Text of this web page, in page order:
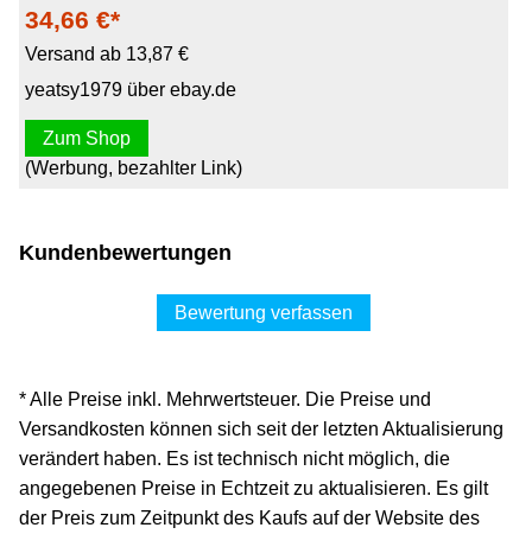
34,66 €*
Versand ab 13,87 €
yeatsy1979 über ebay.de
Zum Shop
(Werbung, bezahlter Link)
Kundenbewertungen
Bewertung verfassen
* Alle Preise inkl. Mehrwertsteuer. Die Preise und
Versandkosten können sich seit der letzten Aktualisierung
verändert haben. Es ist technisch nicht möglich, die
angegebenen Preise in Echtzeit zu aktualisieren. Es gilt
der Preis zum Zeitpunkt des Kaufs auf der Website des